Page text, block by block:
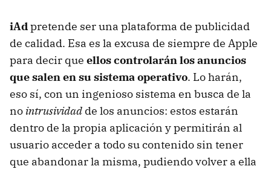
iAdpretende ser una plataforma de publicidad
de calidad. Esa es la excusa de siempre de Apple
para decir que ellos controlarán los anuncios
que salen en su sistema operativo. Lo harán,
eso sí, con un ingenioso sistema en busca de la
no intrusividad de los anuncios: estos estarán
dentro de la propia aplicación y permitirán al
usuario acceder a todo su contenido sin tener
que abandonar la misma, pudiendo volver a ella